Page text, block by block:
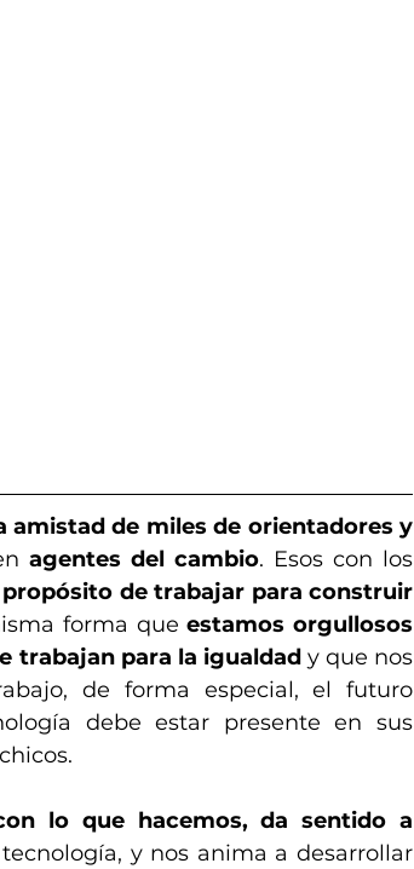
amistad de miles de orientadores y
agentes del cambio. Esos con los
de trabajar para construir
forma que estamos orgullosos
trabajan para la igualdad y que nos
de forma especial, el futuro
debe estar presente en sus
lo que hacemos, da sentido a
y nos anima a desarrollar